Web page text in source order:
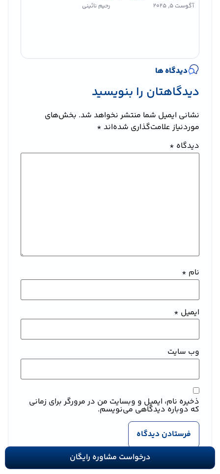
آگوست 5, 2025 رحیم نائینی
دیدگاه ها
دیدگاهتان را بنویسید
نشانی ایمیل شما منتشر نخواهد شد. بخش‌های
موردنیاز علامت‌گذاری شده‌اند *
دیدگاه *
نام *
ایمیل *
وب‌ سایت
ذخیره نام، ایمیل و وبسایت من در مرورگر برای زمانی
که دوباره دیدگاهی می‌نویسم.
درخواست مشاوره رایگان